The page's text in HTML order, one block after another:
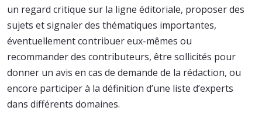
un regard critique sur la ligne éditoriale, proposer des
sujets et signaler des thématiques importantes,
éventuellement contribuer eux-mêmes ou
recommander des contributeurs, être sollicités pour
donner un avis en cas de demande de la rédaction, ou
encore participer à la définition d’une liste d’experts
dans différents domaines.